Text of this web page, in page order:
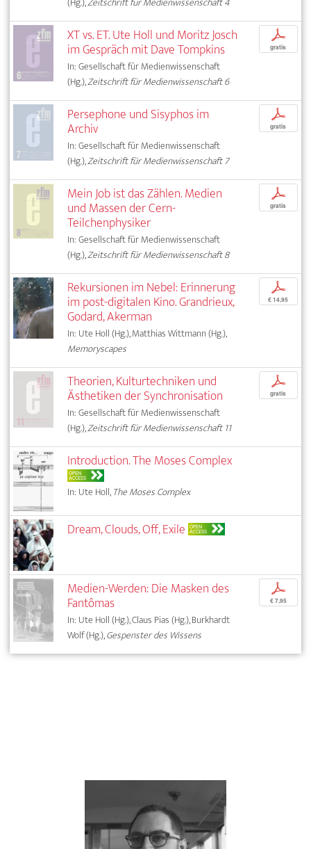
XT vs. ET. Ute Holl und Moritz Josch
im Gespräch mit Dave Tompkins
In: Gesellschaft für Medienwissenschaft
(Hg.),Zeitschrift für Medienwissenschaft 6
p
gratis
Persephone und Sisyphos im
Archiv
In: Gesellschaft für Medienwissenschaft
(Hg.),Zeitschrift für Medienwissenschaft 7
p
gratis
Mein Job ist das Zählen. Medien
und Massen der Cern-
Teilchenphysiker
In: Gesellschaft für Medienwissenschaft
(Hg.),Zeitschrift für Medienwissenschaft 8
p
gratis
Rekursionen im Nebel: Erinnerung
im post-digitalen Kino. Grandrieux,
Godard, Akerman
In: Ute Holl (Hg.), Matthias Wittmann (Hg.),
Memoryscapes
p
€ 14,95
Theorien, Kulturtechniken und
Ästhetiken der Synchronisation
In: Gesellschaft für Medienwissenschaft
(Hg.),Zeitschrift für Medienwissenschaft 11
p
gratis
Introduction. The Moses Complex
OPEN
ACCESS
In: Ute Holl,The Moses Complex
Dream, Clouds, Off, Exile OPEN
ACCESS
Medien-Werden: Die Masken des
Fantômas
In: Ute Holl (Hg.), Claus Pias (Hg.), Burkhardt
Wolf (Hg.),Gespenster des Wissens
p
€ 7,95